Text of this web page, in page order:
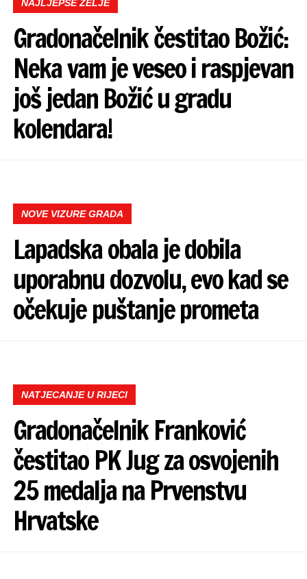
NAJLJEPŠE ŽELJE
Gradonačelnik čestitao Božić:
Neka vam je veseo i raspjevan
još jedan Božić u gradu
kolendara!
NOVE VIZURE GRADA
Lapadska obala je dobila
uporabnu dozvolu, evo kad se
očekuje puštanje prometa
NATJECANJE U RIJECI
Gradonačelnik Franković
čestitao PK Jug za osvojenih
25 medalja na Prvenstvu
Hrvatske